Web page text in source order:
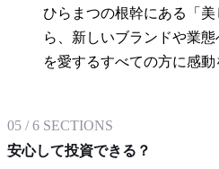
ひらまつの根幹にある「
ら、新しいブランドや業
を愛するすべての方に感動
05 /6 SECTIONS
安心して投資できる？